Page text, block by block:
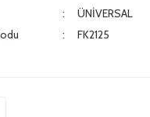
ÜNİVERSAL
FK2125